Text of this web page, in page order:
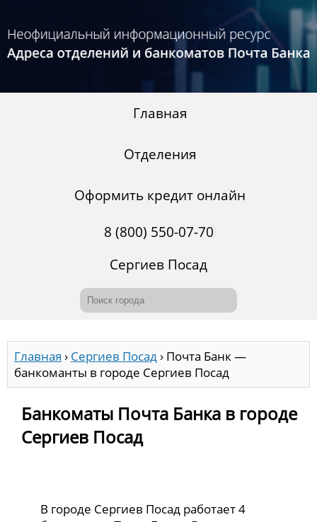
Главная
Отделения
Оформить кредит онлайн
8 (800) 550-07-70
Сергиев Посад
Главная › Сергиев Посад› Почта Банк —
банкоманты в городе Сергиев Посад
Банкоматы Почта Банка в городе
Сергиев Посад
В городе Сергиев Посад работает 4